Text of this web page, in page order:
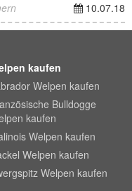
10.07.18
kaufen
Welpen kaufen
Bulldogge
kaufen
Welpen kaufen
Welpen kaufen
Welpen kaufen